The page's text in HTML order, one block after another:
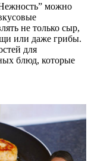
можно
не только сыр,
или даже грибы.
для
блюд, которые